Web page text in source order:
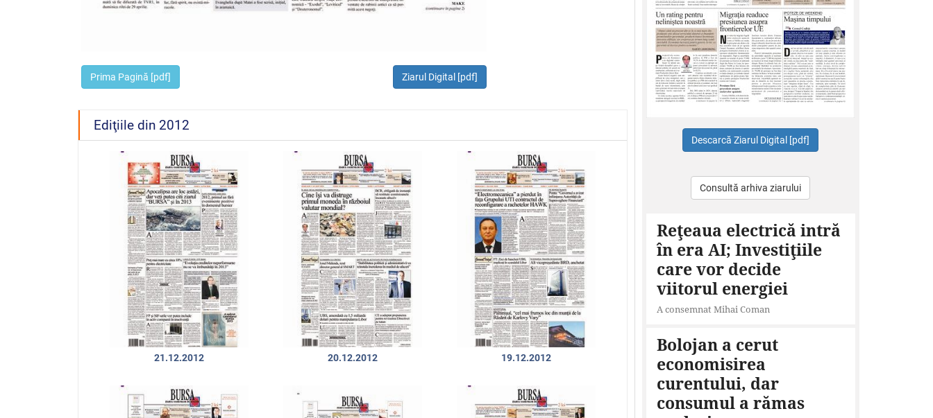
Prima Pagină [pdf]
Ediţiile din 2012
21.12.2012 20.12.2012 19.12.2012
Consultă arhiva ziarului
Reţeaua electrică intră
în era AI; Investiţiile
care vor decide
viitorul energiei
A consemnat Mihai Coman
Bolojan a cerut
economisirea
curentului, dar
consumul a rămas